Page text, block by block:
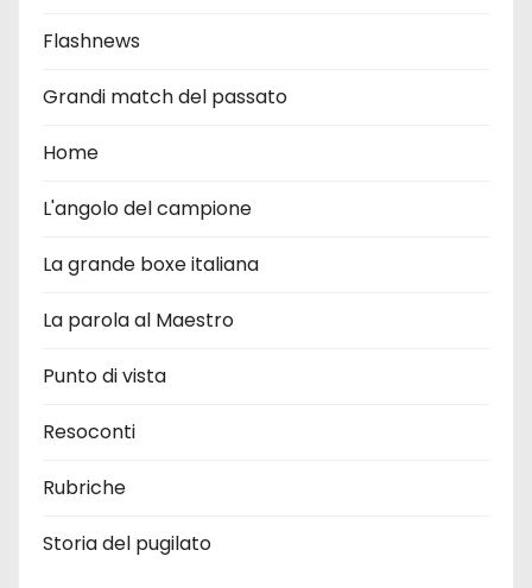
Flashnews
Grandi match del passato
Home
L'angolo del campione
La grande boxe italiana
La parola al Maestro
Punto di vista
Resoconti
Rubriche
Storia del pugilato